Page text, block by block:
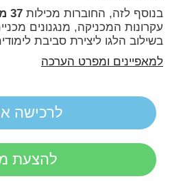
בנוסף לזה, החוברות מכילות 37 מנגנונים ומבנים
עקרונות המכניקה, מנגנונים
בשילוב הלגו ליצירת סביבת
למאפיינים ומפרט הערכה
לרכישה
להצעת